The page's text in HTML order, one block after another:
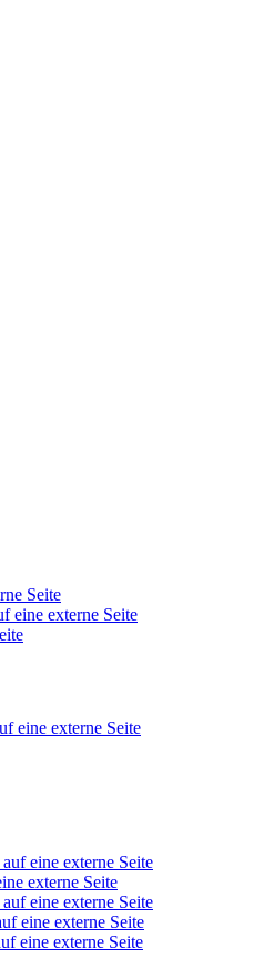
Seite
eine externe Seite
eine externe Seite
eine externe Seite
externe Seite
eine externe Seite
eine externe Seite
eine externe Seite